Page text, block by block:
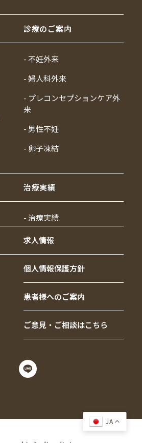
診療のご案内
- 不妊外来
- 婦人科外来
- プレコンセプションケア外
来
- 男性不妊
- 卵子凍結
治療実績
- 治療実績
求人情報
個人情報保護方針
患者様へのご案内
ご意見・ご相談はこちら
JA